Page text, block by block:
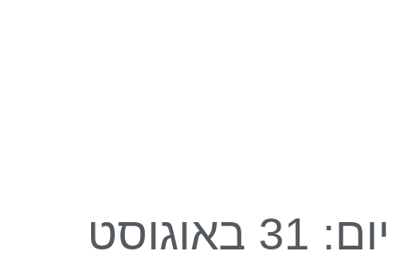
יום:
31 באוגוסט